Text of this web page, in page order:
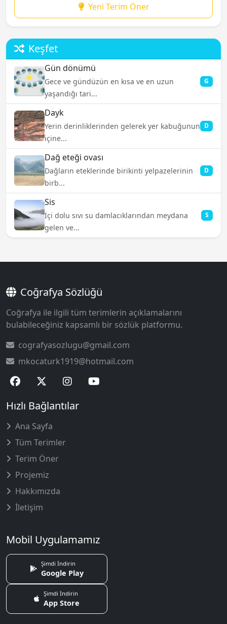
Yeni Terim Öner
Keşfet
Gün dönümü
Gece ve gündüzün en kısa ve en uzun
yaşandığı tari...
G
Dayk
Yerin derinliklerinden gelerek yer kabuğunun
içine...
D
Dağ eteği ovası
Dağların eteklerinde birikinti yelpazelerinin
birb...
D
Sis
İçi dolu sıvı su damlacıklarından meydana
gelen ve...
S
Coğrafya Sözlüğü
Coğrafya ile ilgili tüm terimlerin açıklamalarını
bulabileceğiniz kapsamlı bir sözlük platformu.
cografyasozlugu@gmail.com
mkocaturk1919@hotmail.com
Hızlı Bağlantılar
Ana Sayfa
Tüm Terimler
Terim Öner
Projemiz
Hakkımızda
İletişim
Mobil Uygulamamız
Şimdi İndirin
Google Play
Şimdi İndirin
App Store